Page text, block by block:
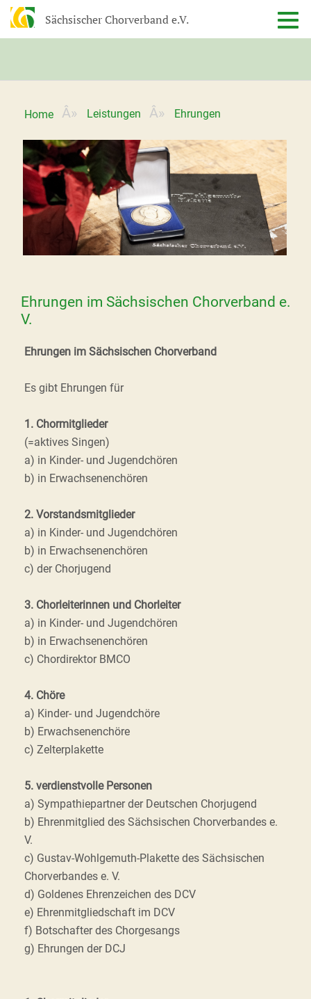
Sächsischer Chorverband e.V.
Home Leistungen Ehrungen
Ehrungen im Sächsischen Chorverband e.
V.
Ehrungen im Sächsischen Chorverband
Es gibt Ehrungen für
1. Chormitglieder
(=aktives Singen)
a) in Kinder- und Jugendchören
b) in Erwachsenenchören
2. Vorstandsmitglieder
a) in Kinder- und Jugendchören
b) in Erwachsenenchören
c) der Chorjugend
3. Chorleiterinnen und Chorleiter
a) in Kinder- und Jugendchören
b) in Erwachsenenchören
c) Chordirektor BMCO
4. Chöre
a) Kinder- und Jugendchöre
b) Erwachsenenchöre
c) Zelterplakette
5. verdienstvolle Personen
a) Sympathiepartner der Deutschen Chorjugend
b) Ehrenmitglied des Sächsischen Chorverbandes e.
V.
c) Gustav-Wohlgemuth-Plakette des Sächsischen
Chorverbandes e. V.
d) Goldenes Ehrenzeichen des DCV
e) Ehrenmitgliedschaft im DCV
f) Botschafter des Chorgesangs
g) Ehrungen der DCJ